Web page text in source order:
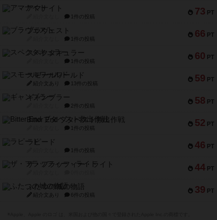
73 PT
アマナイト
1件の投稿
66 PT
ブラヴェスト
1件の投稿
60 PT
スペクタキュラー
1件の投稿
59 PT
スモールワールド
紹介文あり 13件の投稿
58 PT
ギャンブラー
2件の投稿
52 PT
Bitter End ブタペスト救出作戦
1件の投稿
46 PT
ラピード
1件の投稿
44 PT
ザ・フラッフィー・ライト
39 PT
ふたつの城の物語
紹介文あり 6件の投稿